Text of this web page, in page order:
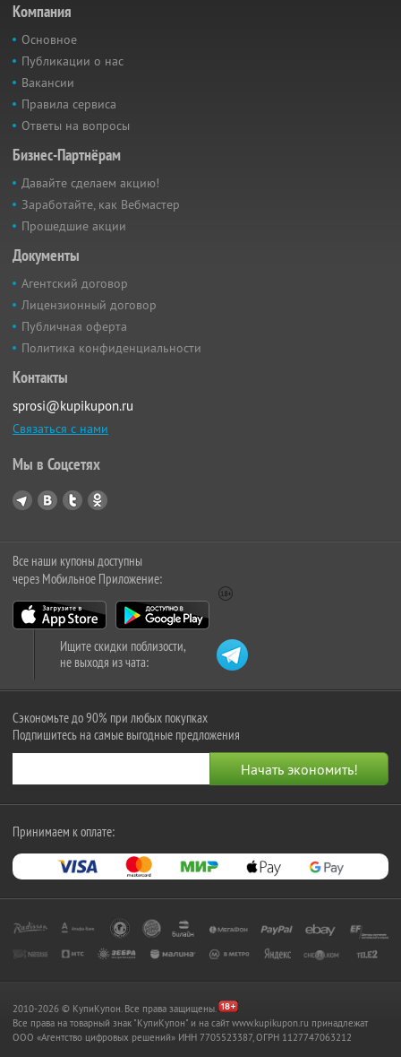
Компания
Основное
Публикации о нас
Вакансии
Правила сервиса
Ответы на вопросы
Бизнес-Партнёрам
Давайте сделаем акцию!
Заработайте, как Вебмастер
Прошедшие акции
Документы
Агентский договор
Лицензионный договор
Публичная оферта
Политика конфиденциальности
Контакты
sprosi@kupikupon.ru
Связаться с нами
Мы в Соцсетях
Все наши купоны доступны
через Мобильное Приложение:
Ищите скидки поблизости,
не выходя из чата:
Сэкономьте до 90% при любых покупках
Подпишитесь на самые выгодные предложения
Принимаем к оплате:
2010-2026 © КупиКупон. Все права защищены.
Все права на товарный знак "КупиКупон" и на сайт www.kupikupon.ru принадлежат
OOO «Агентство цифровых решений» ИНН 7705523387, ОГРН 1127747063212